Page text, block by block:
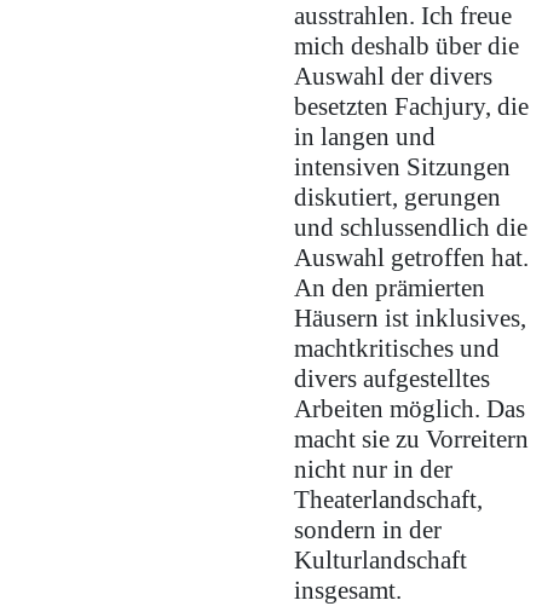
ausstrahlen. Ich freue
mich deshalb über die
Auswahl der divers
besetzten Fachjury, die
in langen und
intensiven Sitzungen
diskutiert, gerungen
und schlussendlich die
Auswahl getroffen hat.
An den prämierten
Häusern ist inklusives,
machtkritisches und
divers aufgestelltes
Arbeiten möglich. Das
macht sie zu Vorreitern
nicht nur in der
Theaterlandschaft,
sondern in der
Kulturlandschaft
insgesamt.